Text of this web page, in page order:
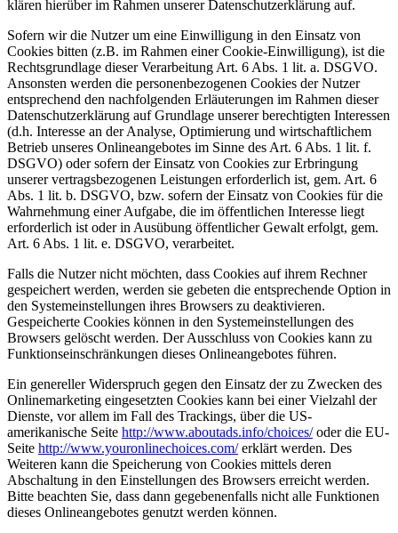
klären hierüber im Rahmen unserer Datenschutzerklärung auf.
Sofern wir die Nutzer um eine Einwilligung in den Einsatz von
Cookies bitten (z.B. im Rahmen einer Cookie-Einwilligung), ist die
Rechtsgrundlage dieser Verarbeitung Art. 6 Abs. 1 lit. a. DSGVO.
Ansonsten werden die personenbezogenen Cookies der Nutzer
entsprechend den nachfolgenden Erläuterungen im Rahmen dieser
Datenschutzerklärung auf Grundlage unserer berechtigten Interessen
(d.h. Interesse an der Analyse, Optimierung und wirtschaftlichem
Betrieb unseres Onlineangebotes im Sinne des Art. 6 Abs. 1 lit. f.
DSGVO) oder sofern der Einsatz von Cookies zur Erbringung
unserer vertragsbezogenen Leistungen erforderlich ist, gem. Art. 6
Abs. 1 lit. b. DSGVO, bzw. sofern der Einsatz von Cookies für die
Wahrnehmung einer Aufgabe, die im öffentlichen Interesse liegt
erforderlich ist oder in Ausübung öffentlicher Gewalt erfolgt, gem.
Art. 6 Abs. 1 lit. e. DSGVO, verarbeitet.
Falls die Nutzer nicht möchten, dass Cookies auf ihrem Rechner
gespeichert werden, werden sie gebeten die entsprechende Option in
den Systemeinstellungen ihres Browsers zu deaktivieren.
Gespeicherte Cookies können in den Systemeinstellungen des
Browsers gelöscht werden. Der Ausschluss von Cookies kann zu
Funktionseinschränkungen dieses Onlineangebotes führen.
Ein genereller Widerspruch gegen den Einsatz der zu Zwecken des
Onlinemarketing eingesetzten Cookies kann bei einer Vielzahl der
Dienste, vor allem im Fall des Trackings, über die US-
amerikanische Seite http://www.aboutads.info/choices/oder die EU-
Seite http://www.youronlinechoices.com/erklärt werden. Des
Weiteren kann die Speicherung von Cookies mittels deren
Abschaltung in den Einstellungen des Browsers erreicht werden.
Bitte beachten Sie, dass dann gegebenenfalls nicht alle Funktionen
dieses Onlineangebotes genutzt werden können.